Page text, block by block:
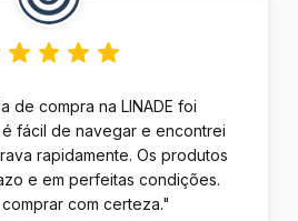
de compra na LINADE foi
fácil de navegar e encontrei
rapidamente. Os produtos
e em perfeitas condições.
com certeza."